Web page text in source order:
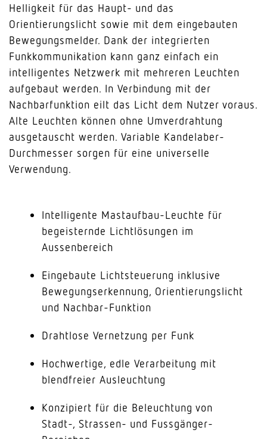
Helligkeit für das Haupt- und das
Orientierungslicht sowie mit dem eingebauten
Bewegungsmelder. Dank der integrierten
Funkkommunikation kann ganz einfach ein
intelligentes Netzwerk mit mehreren Leuchten
aufgebaut werden. In Verbindung mit der
Nachbarfunktion eilt das Licht dem Nutzer voraus.
Alte Leuchten können ohne Umverdrahtung
ausgetauscht werden. Variable Kandelaber-
Durchmesser sorgen für eine universelle
Verwendung.
Intelligente Mastaufbau-Leuchte für
begeisternde Lichtlösungen im
Aussenbereich
Eingebaute Lichtsteuerung inklusive
Bewegungserkennung, Orientierungslicht
und Nachbar-Funktion
Drahtlose Vernetzung per Funk
Hochwertige, edle Verarbeitung mit
blendfreier Ausleuchtung
Konzipiert für die Beleuchtung von
Stadt-, Strassen- und Fussgänger-